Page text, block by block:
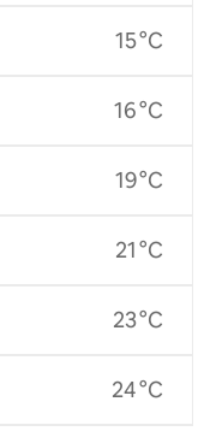
15 °C
16 °C
19 °C
21 °C
23 °C
24 °C